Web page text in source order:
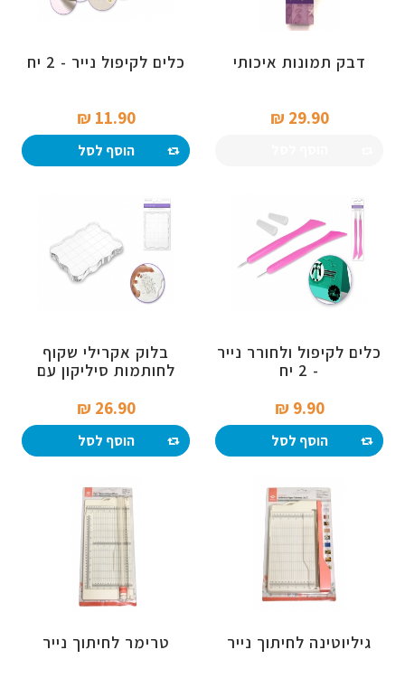
דבק תמונות איכותי
29.90 ₪‎
כלים לקיפול נייר - 2 יח
11.90 ₪‎
הוסף לסל
כלים לקיפול ולחורר נייר
- 2 יח
9.90 ₪‎
הוסף לסל
בלוק אקרילי שקוף
לחותמות סיליקון עם
26.90 ₪‎
הוסף לסל
גיליוטינה לחיתוך נייר טרימר לחיתוך נייר